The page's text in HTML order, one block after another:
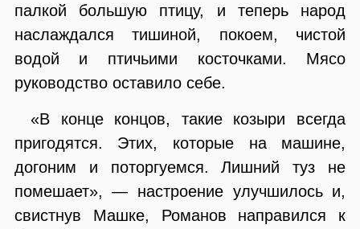
палкой большую птицу, и теперь народ
наслаждался тишиной, покоем, чистой
водой и птичьими косточками. Мясо
руководство оставило себе.
«В конце концов, такие козыри всегда
пригодятся. Этих, которые на машине,
догоним и поторгуемся. Лишний туз не
помешает», — настроение улучшилось и,
свистнув Машке, Романов направился к